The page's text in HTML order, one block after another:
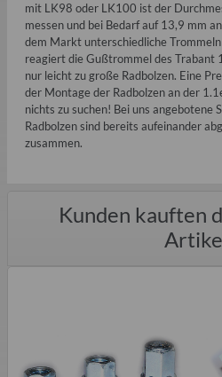
mit LK98 oder LK100 ist der
messen und bei Bedarf auf 13,9 mm
dem Markt unterschiedliche
reagiert die Gußtrommel des Trabant
nur leicht zu große Radbolzen. Eine
der Montage der Radbolzen an der
nichts zu suchen! Bei uns angebotene
Radbolzen sind bereits aufeinander
zusammen.
Kunden kauften